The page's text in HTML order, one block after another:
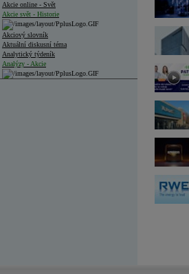
Akcie online - Svět
Akcie svět - Historie
Akciový slovník
Aktuální diskusní téma
Analytický týdeník
Analýzy - Akcie